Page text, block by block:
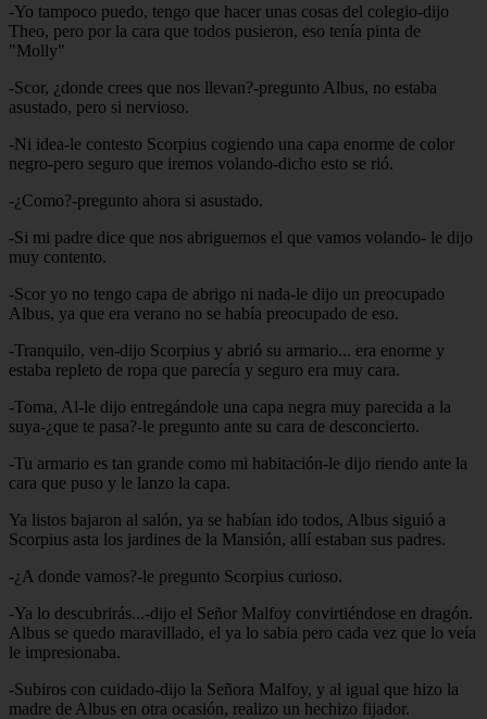
-Yo tampoco puedo, tengo que hacer unas cosas del colegio-dijo
Theo, pero por la cara que todos pusieron, eso tenía pinta de
"Molly"
-Scor, ¿donde crees que nos llevan?-pregunto Albus, no estaba
asustado, pero si nervioso.
-Ni idea-le contesto Scorpius cogiendo una capa enorme de color
negro-pero seguro que iremos volando-dicho esto se rió.
-¿Como?-pregunto ahora si asustado.
-Si mi padre dice que nos abriguemos el que vamos volando- le dijo
muy contento.
-Scor yo no tengo capa de abrigo ni nada-le dijo un preocupado
Albus, ya que era verano no se había preocupado de eso.
-Tranquilo, ven-dijo Scorpius y abrió su armario... era enorme y
estaba repleto de ropa que parecía y seguro era muy cara.
-Toma, Al-le dijo entregándole una capa negra muy parecida a la
suya-¿que te pasa?-le pregunto ante su cara de desconcierto.
-Tu armario es tan grande como mi habitación-le dijo riendo ante la
cara que puso y le lanzo la capa.
Ya listos bajaron al salón, ya se habían ido todos, Albus siguió a
Scorpius asta los jardines de la Mansión, allí estaban sus padres.
-¿A donde vamos?-le pregunto Scorpius curioso.
-Ya lo descubrirás...-dijo el Señor Malfoy convirtiéndose en dragón.
Albus se quedo maravillado, el ya lo sabia pero cada vez que lo veía
le impresionaba.
-Subiros con cuidado-dijo la Señora Malfoy, y al igual que hizo la
madre de Albus en otra ocasión, realizo un hechizo fijador.